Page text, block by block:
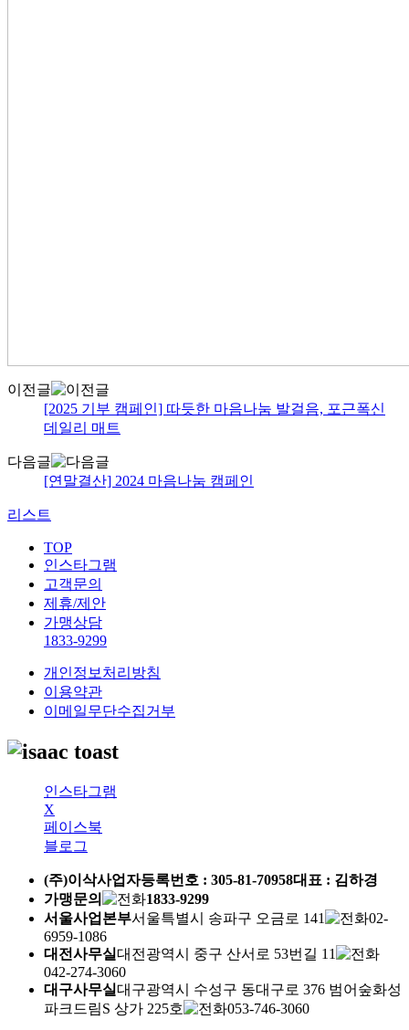
이전글
[2025 기부 캠페인] 따듯한 마음나눔 발걸음, 포근폭신
데일리 매트
다음글
[연말결산] 2024 마음나눔 캠페인
리스트
TOP
인스타그램
고객문의
제휴/제안
가맹상담
1833-9299
개인정보처리방침
이용약관
이메일무단수집거부
인스타그램
X
페이스북
블로그
(주)이삭사업자등록번호 : 305-81-70958대표 : 김하경
가맹문의
1833-9299
서울사업본부서울특별시 송파구 오금로 141
02-
6959-1086
대전사무실대전광역시 중구 산서로 53번길 11
042-274-3060
대구사무실대구광역시 수성구 동대구로 376 범어숲화성
파크드림S 상가 225호
053-746-3060